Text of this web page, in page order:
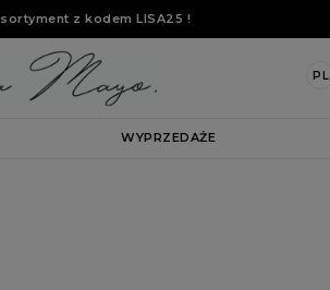
z kodem LISA25 !
PL
WYPRZEDAŻE